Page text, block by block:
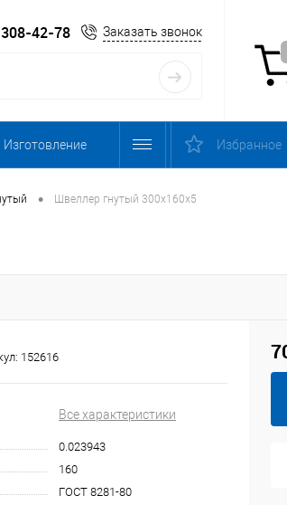
42-78 Заказать звонок
Изготовление Избранное
• Швеллер гнутый 300х160х5
152616
Все характеристики
0.023943
160
ГОСТ 8281-80